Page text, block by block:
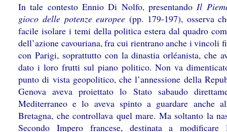
In tale contesto Ennio Di Nolfo, presentandoIl
gioco delle potenze europee(pp. 179-197), osserva
facile isolare i temi della politica estera dal quadro
dell’azione cavouriana, fra cui rientrano anche i vincoli
con Parigi, soprattutto con la dinastia orléanista, che
dato i loro frutti sul piano politico. Non va
punto di vista geopolitico, che l’annessione della
Genova aveva proiettato lo Stato sabaudo
Mediterraneo e lo aveva spinto a guardare anche
Bretagna, che controllava quel mare. Ma soltanto la
Secondo Impero francese, destinata a modificare